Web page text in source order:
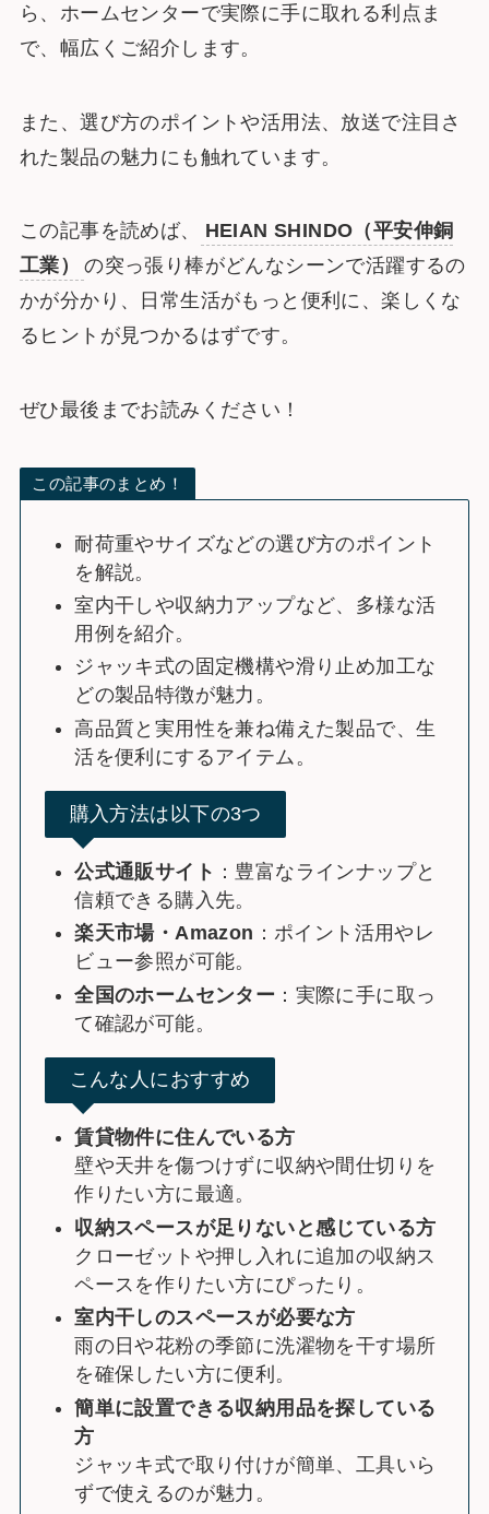
ら、ホームセンターで実際に手に取れる利点ま
で、幅広くご紹介します。
また、選び方のポイントや活用法、放送で注目さ
れた製品の魅力にも触れています。
この記事を読めば、
HEIAN SHINDO（平安伸銅
工業）
の突っ張り棒がどんなシーンで活躍するの
かが分かり、日常生活がもっと便利に、楽しくな
るヒントが見つかるはずです。
ぜひ最後までお読みください！
この記事のまとめ！
耐荷重やサイズなどの選び方のポイント
を解説。
室内干しや収納力アップなど、多様な活
用例を紹介。
ジャッキ式の固定機構や滑り止め加工な
どの製品特徴が魅力。
高品質と実用性を兼ね備えた製品で、生
活を便利にするアイテム。
購入方法は以下の3つ
公式通販サイト ：豊富なラインナップと
信頼できる購入先。
楽天市場・Amazon ：ポイント活用やレ
ビュー参照が可能。
全国のホームセンター ：実際に手に取っ
て確認が可能。
こんな人におすすめ
賃貸物件に住んでいる方
壁や天井を傷つけずに収納や間仕切りを
作りたい方に最適。
収納スペースが足りないと感じている方
クローゼットや押し入れに追加の収納ス
ペースを作りたい方にぴったり。
室内干しのスペースが必要な方
雨の日や花粉の季節に洗濯物を干す場所
を確保したい方に便利。
簡単に設置できる収納用品を探している
方
ジャッキ式で取り付けが簡単、工具いら
ずで使えるのが魅力。